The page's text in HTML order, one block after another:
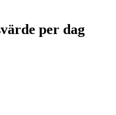
per dag